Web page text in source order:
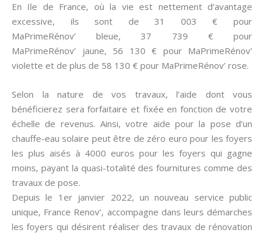
En Ile de France, où la vie est nettement d’avantage
excessive, ils sont de 31 003 € pour
MaPrimeRénov’ bleue, 37 739 € pour
MaPrimeRénov’ jaune, 56 130 € pour MaPrimeRénov’
violette et de plus de 58 130 € pour MaPrimeRénov’ rose.
Selon la nature de vos travaux, l’aide dont vous
bénéficierez sera forfaitaire et fixée en fonction de votre
échelle de revenus. Ainsi, votre aide pour la pose d’un
chauffe-eau solaire peut être de zéro euro pour les foyers
les plus aisés à 4000 euros pour les foyers qui gagne
moins, payant la quasi-totalité des fournitures comme des
travaux de pose.
Depuis le 1er janvier 2022, un nouveau service public
unique, France Renov’, accompagne dans leurs démarches
les foyers qui désirent réaliser des travaux de rénovation